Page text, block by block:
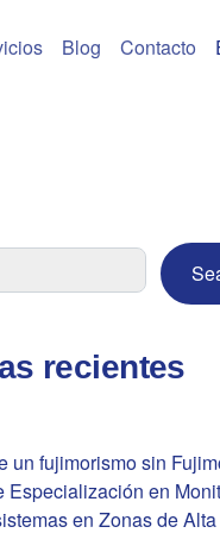
Blog Contacto
recientes
un fujimorismo sin
Especialización en
en Zonas de